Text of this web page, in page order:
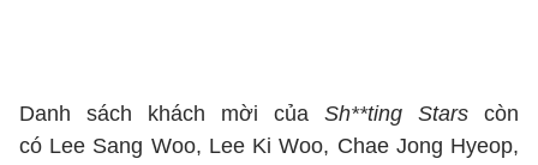
Danh sách khách mời của Sh**ting Stars còn
có Lee Sang Woo, Lee Ki Woo, Chae Jong Hyeop,